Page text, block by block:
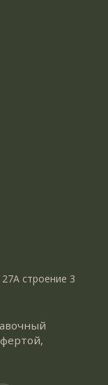
строение 3